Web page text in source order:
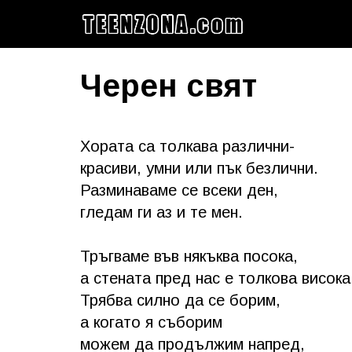
Черен свят
Хората са толкава различни-
красиви, умни или пък безлични.
Разминаваме се всеки ден,
гледам ги аз и те мен.
Тръгваме във някъква посока,
а стената пред нас е толкова
Трябва силно да се борим,
а когато я съборим
можем да продължим напред,